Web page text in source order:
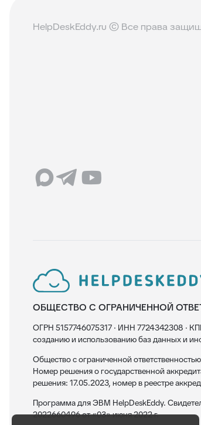
HelpDeskEddy.ru © Все права
ОБЩЕСТВО С ОГРАНИЧЕННОЙ
ОГРН 5157746075317 · ИНН 7724342308 ·
созданию и использованию баз данных и
Общество с ограниченной
Номер решения о государственной
решения: 17.05.2023, номер в реестре
Программа для ЭВМ HelpDeskEddy.
2022660496 от «03» июня 2022 г.